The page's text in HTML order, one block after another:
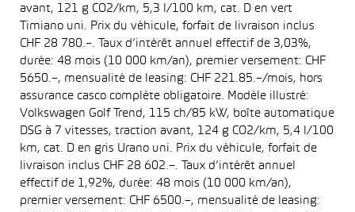
avant, 121 g CO2/km, 5,3 l/100 km, cat. D en vert
Timiano uni. Prix du véhicule, forfait de livraison inclus
CHF 28 780.–. Taux d’intérêt annuel effectif de 3,03%,
durée: 48 mois (10 000 km/an), premier versement: CHF
5650.–, mensualité de leasing: CHF 221.85.–/mois, hors
assurance casco complète obligatoire. Modèle illustré:
Volkswagen Golf Trend, 115 ch/85 kW, boîte automatique
DSG à 7 vitesses, traction avant, 124 g CO2/km, 5,4 l/100
km, cat. D en gris Urano uni. Prix du véhicule, forfait de
livraison inclus CHF 28 602.–. Taux d’intérêt annuel
effectif de 1,92%, durée: 48 mois (10 000 km/an),
premier versement: CHF 6500.–, mensualité de leasing: